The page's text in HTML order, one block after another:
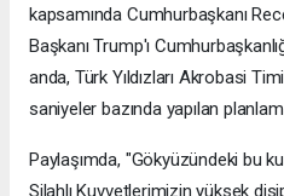
kapsamında Cumhurbaşkanı
Başkanı Trump'ı
anda, Türk Yıldızları Akrobasi
saniyeler bazında yapılan
Paylaşımda, "Gökyüzündeki bu